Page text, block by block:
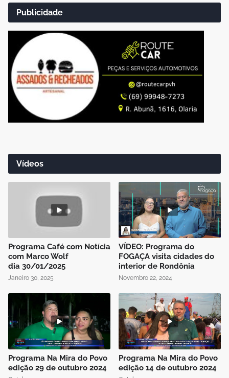
Publicidade
Vídeos
Programa Café com Notícia
com Marco Wolf
dia 30/01/2025
Janeiro 30, 2025
VÍDEO: Programa do
FOGAÇA visita cidades do
interior de Rondônia
Novembro 22, 2024
Programa Na Mira do Povo
edição 29 de outubro 2024
Programa Na Mira do Povo
edição 14 de outubro 2024